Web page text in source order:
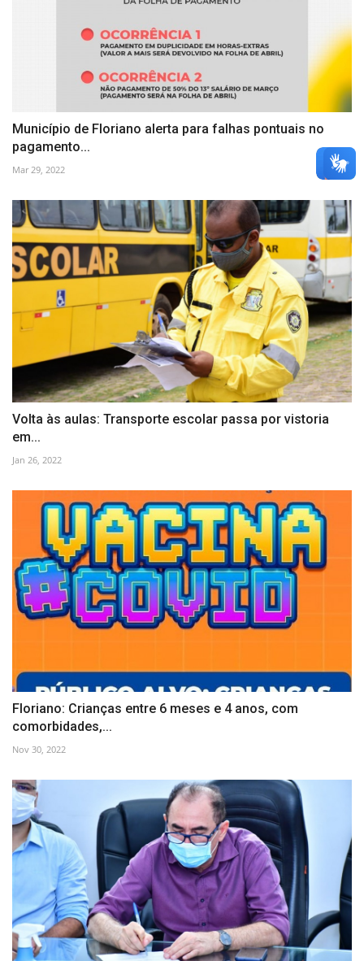
Município de Floriano alerta para falhas pontuais no
pagamento...
Mar 29, 2022
Volta às aulas: Transporte escolar passa por vistoria
em...
Jan 26, 2022
Floriano: Crianças entre 6 meses e 4 anos, com
comorbidades,...
Nov 30, 2022